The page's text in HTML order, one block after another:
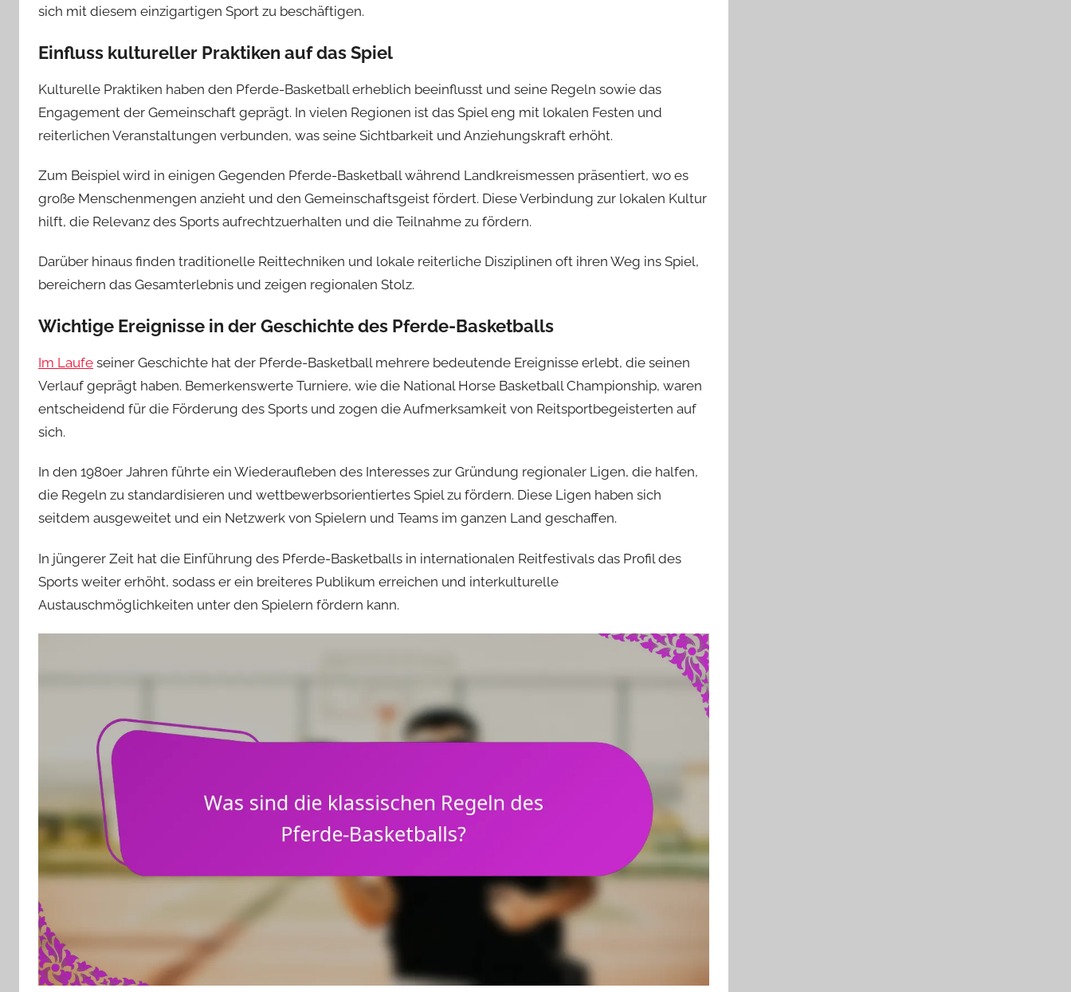
sich mit diesem einzigartigen Sport zu beschäftigen.
Einfluss kultureller Praktiken auf das Spiel
Kulturelle Praktiken haben den Pferde-Basketball erheblich beeinflusst und seine Regeln sowie das
Engagement der Gemeinschaft geprägt. In vielen Regionen ist das Spiel eng mit lokalen Festen und
reiterlichen Veranstaltungen verbunden, was seine Sichtbarkeit und Anziehungskraft erhöht.
Zum Beispiel wird in einigen Gegenden Pferde-Basketball während Landkreismessen präsentiert, wo es
große Menschenmengen anzieht und den Gemeinschaftsgeist fördert. Diese Verbindung zur lokalen Kultur
hilft, die Relevanz des Sports aufrechtzuerhalten und die Teilnahme zu fördern.
Darüber hinaus finden traditionelle Reittechniken und lokale reiterliche Disziplinen oft ihren Weg ins Spiel,
bereichern das Gesamterlebnis und zeigen regionalen Stolz.
Wichtige Ereignisse in der Geschichte des Pferde-Basketballs
Im Laufe seiner Geschichte hat der Pferde-Basketball mehrere bedeutende Ereignisse erlebt, die seinen
Verlauf geprägt haben. Bemerkenswerte Turniere, wie die National Horse Basketball Championship, waren
entscheidend für die Förderung des Sports und zogen die Aufmerksamkeit von Reitsportbegeisterten auf
sich.
In den 1980er Jahren führte ein Wiederaufleben des Interesses zur Gründung regionaler Ligen, die halfen,
die Regeln zu standardisieren und wettbewerbsorientiertes Spiel zu fördern. Diese Ligen haben sich
seitdem ausgeweitet und ein Netzwerk von Spielern und Teams im ganzen Land geschaffen.
In jüngerer Zeit hat die Einführung des Pferde-Basketballs in internationalen Reitfestivals das Profil des
Sports weiter erhöht, sodass er ein breiteres Publikum erreichen und interkulturelle
Austauschmöglichkeiten unter den Spielern fördern kann.